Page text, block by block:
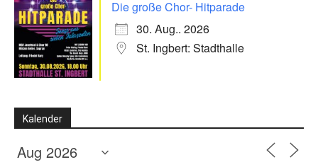
Die große Chor- Hitparade
30. Aug.. 2026
St. Ingbert: Stadthalle
Kalender